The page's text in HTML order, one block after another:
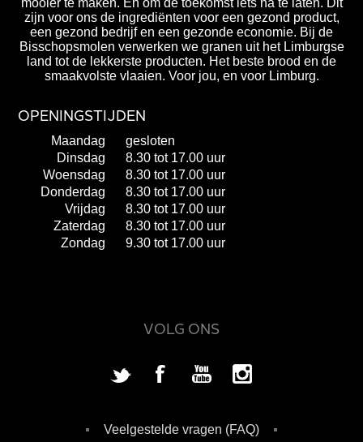
zijn voor ons de ingrediënten voor een gezond product,
een gezond bedrijf en een gezonde economie. Bij de
Bisschopsmolen verwerken we granen uit het Limburgse
land tot de lekkerste producten. Het beste brood en de
smaakvolste vlaaien. Voor jou, en voor Limburg.
OPENINGSTIJDEN
Maandag
gesloten
Dinsdag
8.30 tot 17.00 uur
Woensdag
8.30 tot 17.00 uur
Donderdag
8.30 tot 17.00 uur
Vrijdag
8.30 tot 17.00 uur
Zaterdag
8.30 tot 17.00 uur
Zondag
9.30 tot 17.00 uur
VOLG ONS
Veelgestelde vragen (FAQ)